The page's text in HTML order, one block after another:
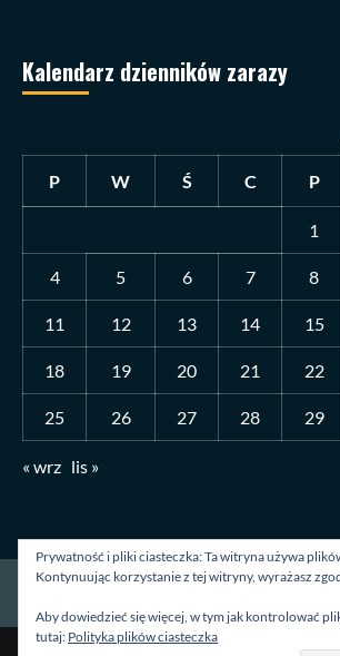
Kalendarz dzienników zarazy
P W Ś C P
1
4 5 6 7 8
11 12 13 14 15
18 19 20 21 22
25 26 27 28 29
« wrz lis »
Strona główna O mnie Blog
Prywatność i pliki ciasteczka: Ta witryna używa
Kontynuując korzystanie z tej witryny, wyrażasz
Aby dowiedzieć się więcej, w tym jak kontrolować
tutaj: Polityka plików ciasteczka